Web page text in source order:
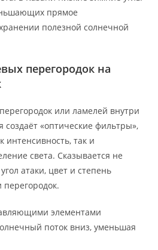
прямое
полезной солнечной
перегородок на
или ламелей внутри
«оптические фильтры»,
так и
света. Сказывается не
атаки, цвет и степень
перегородок.
элементами
поток вниз, уменьшая